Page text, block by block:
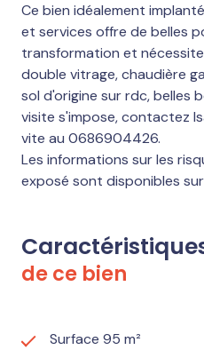
Ce bien idéalement
et services offre de belles
transformation et
double vitrage, chaudière
sol d'origine sur rdc, belles
visite s'impose, contactez
vite au 0686904426.
Les informations sur les
exposé sont disponibles
de ce bien
Surface 95 m²